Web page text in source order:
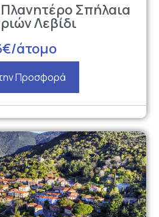
Σπήλαια
Λεβίδι
άτομο
Προσφορά